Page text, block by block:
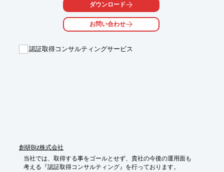
使用説明の各種規格対応ならお任せください。
■国際、国家規格の専門部門による的確なアドバイス
■海外拠点との強力な連携体制で、現地対応も安心
ダウンロード
お問い合わせ
認証取得コンサルティングサービス
創研Biz株式会社
当社では、取得する事をゴールとせず、貴社の今後の運用面も
考える『認証取得コンサルティング』を行っております。